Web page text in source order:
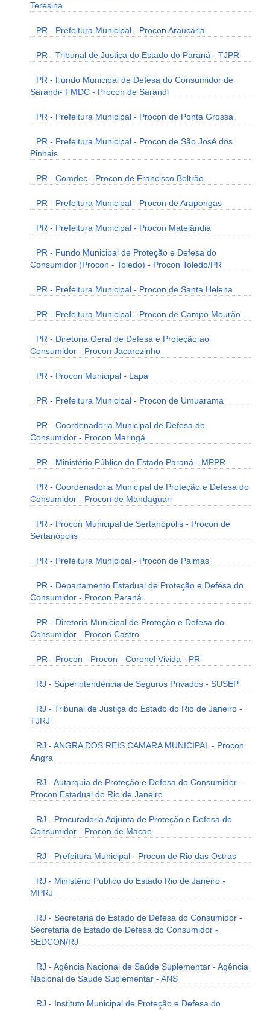
Teresina
PR - Prefeitura Municipal - Procon Araucária
PR - Tribunal de Justiça do Estado do Paraná - TJPR
PR - Fundo Municipal de Defesa do Consumidor de
Sarandi- FMDC - Procon de Sarandi
PR - Prefeitura Municipal - Procon de Ponta Grossa
PR - Prefeitura Municipal - Procon de São José dos
Pinhais
PR - Comdec - Procon de Francisco Beltrão
PR - Prefeitura Municipal - Procon de Arapongas
PR - Prefeitura Municipal - Procon Matelândia
PR - Fundo Municipal de Proteção e Defesa do
Consumidor (Procon - Toledo) - Procon Toledo/PR
PR - Prefeitura Municipal - Procon de Santa Helena
PR - Prefeitura Municipal - Procon de Campo Mourão
PR - Diretoria Geral de Defesa e Proteção ao
Consumidor - Procon Jacarezinho
PR - Procon Municipal - Lapa
PR - Prefeitura Municipal - Procon de Umuarama
PR - Coordenadoria Municipal de Defesa do
Consumidor - Procon Maringá
PR - Ministério Público do Estado Paraná - MPPR
PR - Coordenadoria Municipal de Proteção e Defesa do
Consumidor - Procon de Mandaguari
PR - Procon Municipal de Sertanópolis - Procon de
Sertanópolis
PR - Prefeitura Municipal - Procon de Palmas
PR - Departamento Estadual de Proteção e Defesa do
Consumidor - Procon Paraná
PR - Diretoria Municipal de Proteção e Defesa do
Consumidor - Procon Castro
PR - Procon - Procon - Coronel Vivida - PR
RJ - Superintendência de Seguros Privados - SUSEP
RJ - Tribunal de Justiça do Estado do Rio de Janeiro -
TJRJ
RJ - ANGRA DOS REIS CAMARA MUNICIPAL - Procon
Angra
RJ - Autarquia de Proteção e Defesa do Consumidor -
Procon Estadual do Rio de Janeiro
RJ - Procuradoria Adjunta de Proteção e Defesa do
Consumidor - Procon de Macae
RJ - Prefeitura Municipal - Procon de Rio das Ostras
RJ - Ministério Público do Estado Rio de Janeiro -
MPRJ
RJ - Secretaria de Estado de Defesa do Consumidor -
Secretaria de Estado de Defesa do Consumidor -
SEDCON/RJ
RJ - Agência Nacional de Saúde Suplementar - Agência
Nacional de Saúde Suplementar - ANS
RJ - Instituto Municipal de Proteção e Defesa do